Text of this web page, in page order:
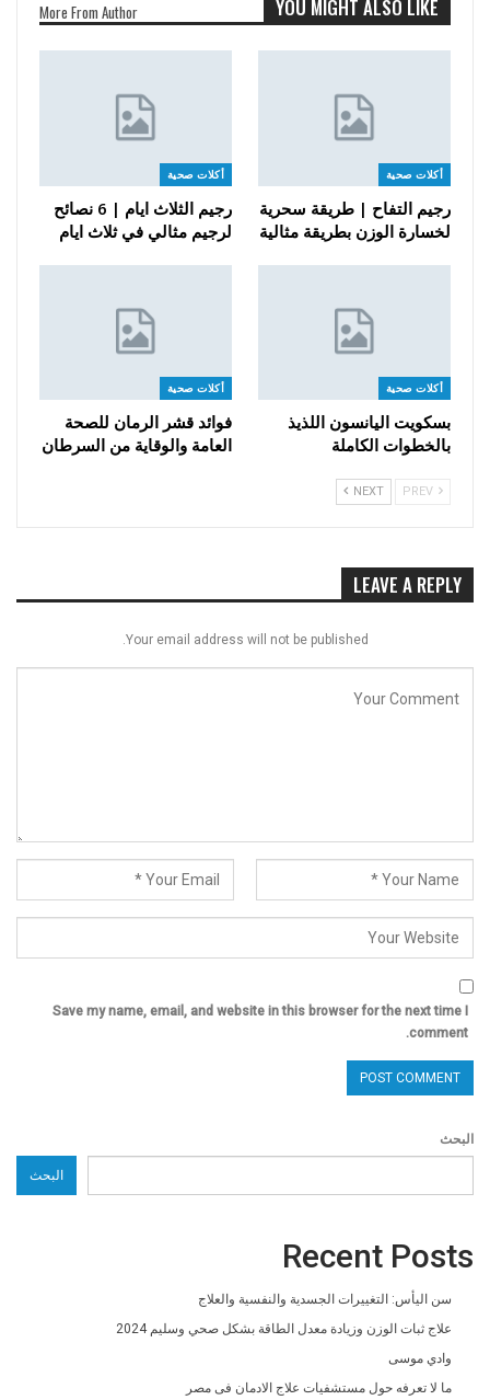
YOU MIGHT ALSO LIKE
More From Author
أكلات صحية
رجيم التفاح | طريقة سحرية
لخسارة الوزن بطريقة مثالية
أكلات صحية
رجيم الثلاث ايام | 6 نصائح
لرجيم مثالي في ثلاث ايام
أكلات صحية
بسكويت اليانسون اللذيذ
بالخطوات الكاملة
أكلات صحية
فوائد قشر الرمان للصحة
العامة والوقاية من السرطان
NEXT
LEAVE A REPLY
Your email address will not be published.
Save my name, email, and website in this browser for the next time I
comment.
البحث
البحث
Recent Posts
سن اليأس: التغييرات الجسدية والنفسية والعلاج
علاج ثبات الوزن وزيادة معدل الطاقة بشكل صحي وسليم 2024
وادي موسى
ما لا تعرفه حول مستشفيات علاج الادمان فى مصر